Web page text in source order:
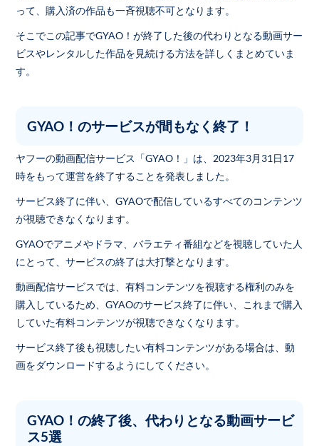
って、購入済の作品も一斉視聴不可となります。
そこでこの記事でGYAO！が終了した後の代わりとなる動画サー
ビスやレンタルした作品を見続ける方法を詳しくまとめていま
す。
GYAO！のサービスが間もなく終了！
ヤフーの動画配信サービス「GYAO！」は、2023年3月31日17
時をもって運営を終了することを発表しました。
サービス終了に伴い、GYAOで配信しているすべてのコンテンツ
が視聴できなくなります。
GYAOでアニメやドラマ、バラエティ番組などを視聴していた人
にとって、サービスの終了は大打撃となります。
動画配信サービスでは、有料コンテンツを視聴する権利のみを
購入しているため、GYAOのサービス終了に伴い、これまで購入
していた有料コンテンツが視聴できなくなります。
サービス終了後も視聴したい有料コンテンツがある場合は、動
画をダウンロードするようにしてください。
GYAO！の終了後、代わりとなる動画サービ
ス5選